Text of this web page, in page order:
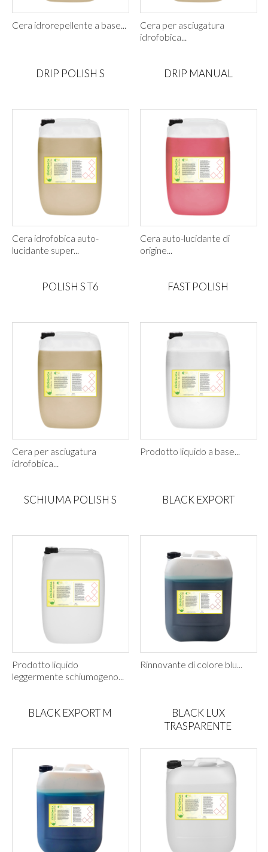
Cera idrorepellente a base...
Cera per asciugatura
idrofobica...
DRIP POLISH S
Cera idrofobica auto-
lucidante super...
DRIP MANUAL
Cera auto-lucidante di
origine...
POLISH S T6
Cera per asciugatura
idrofobica...
FAST POLISH
Prodotto liquido a base...
SCHIUMA POLISH S
Prodotto liquido
leggermente schiumogeno...
BLACK EXPORT
Rinnovante di colore blu...
BLACK EXPORT M
BLACK LUX
TRASPARENTE